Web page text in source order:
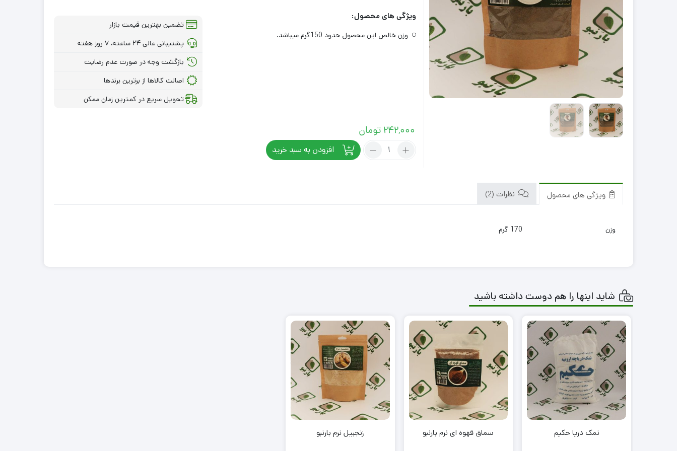
ویژگی های محصول:
وزن خالص این محصول حدود 150گرم میباشد.
تضمین بهترین قیمت بازار
پشتیبانی عالی ۲۴ ساعته، ۷ روز هفته
بازگشت وجه در صورت عدم رضایت
اصالت کالاها از برترین برندها
تحویل سریع در کمترین زمان ممکن
242,000 تومان
تعداد:
افزودن به سبد خرید
ویژگی های محصول نظرات (2)
وزن 170 گرم
شاید اینها را هم دوست داشته باشید
نمک دریا حکیم سماق قهوه ای نرم بارنبو زنجبیل نرم بارنبو